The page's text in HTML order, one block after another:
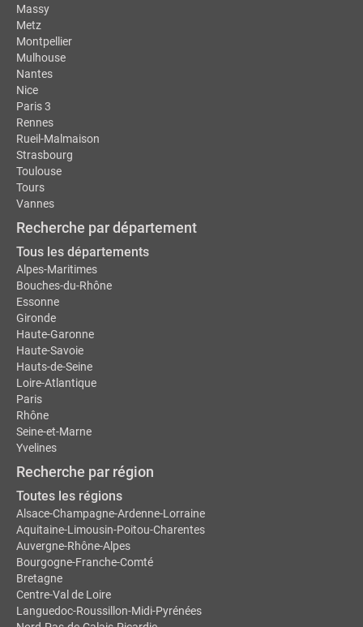
Massy
Metz
Montpellier
Mulhouse
Nantes
Nice
Paris 3
Rennes
Rueil-Malmaison
Strasbourg
Toulouse
Tours
Vannes
Recherche par département
Tous les départements
Alpes-Maritimes
Bouches-du-Rhône
Essonne
Gironde
Haute-Garonne
Haute-Savoie
Hauts-de-Seine
Loire-Atlantique
Paris
Rhône
Seine-et-Marne
Yvelines
Recherche par région
Toutes les régions
Alsace-Champagne-Ardenne-Lorraine
Aquitaine-Limousin-Poitou-Charentes
Auvergne-Rhône-Alpes
Bourgogne-Franche-Comté
Bretagne
Centre-Val de Loire
Languedoc-Roussillon-Midi-Pyrénées